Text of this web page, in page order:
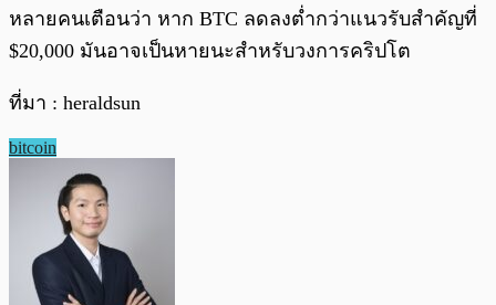
หลายคนเตือนว่า หาก BTC ลดลงต่ำกว่าแนวรับสำคัญที่
$20,000 มันอาจเป็นหายนะสำหรับวงการคริปโต
ที่มา : heraldsun
bitcoin